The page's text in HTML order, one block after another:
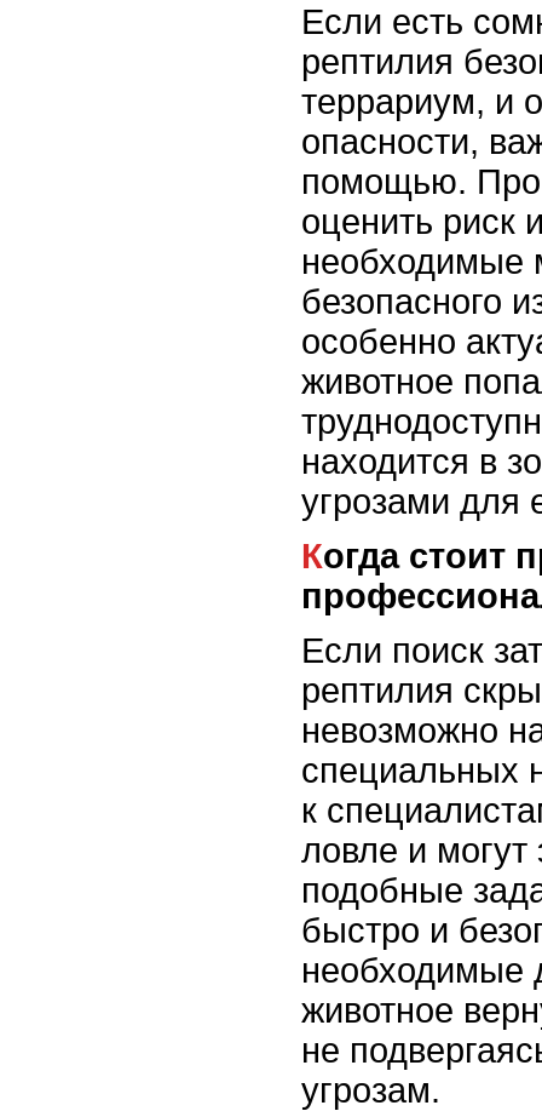
Если есть
рептилия
террариум, и
опасности,
помощью.
оценить риск
необходимые
безопасного
особенно
животное
находится в
угрозами для
Когда стоит привлечь
Если поиск
рептилия
невозможно
специальных
к
ловле и
подобные
быстро и
необходимые
животное
не
угрозам.